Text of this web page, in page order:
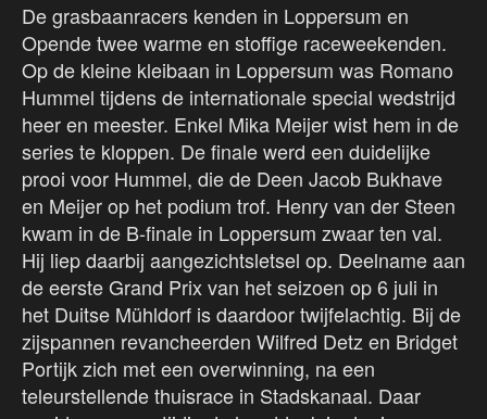
De grasbaanracers kenden in Loppersum en
Opende twee warme en stoffige raceweekenden.
Op de kleine kleibaan in Loppersum was Romano
Hummel tijdens de internationale special wedstrijd
heer en meester. Enkel Mika Meijer wist hem in de
series te kloppen. De finale werd een duidelijke
prooi voor Hummel, die de Deen Jacob Bukhave
en Meijer op het podium trof. Henry van der Steen
kwam in de B-finale in Loppersum zwaar ten val.
Hij liep daarbij aangezichtsletsel op. Deelname aan
de eerste Grand Prix van het seizoen op 6 juli in
het Duitse Mühldorf is daardoor twijfelachtig. Bij de
zijspannen revancheerden Wilfred Detz en Bridget
Portijk zich met een overwinning, na een
teleurstellende thuisrace in Stadskanaal. Daar